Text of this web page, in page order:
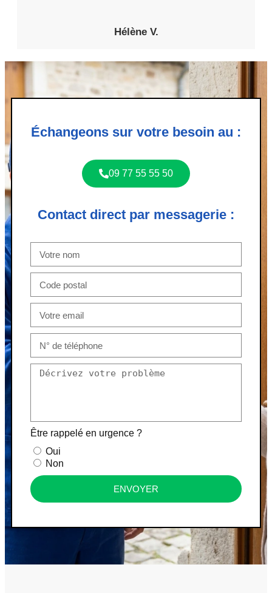
Hélène V.
Échangeons sur votre besoin au :
09 77 55 55 50
Contact direct par messagerie :
Être rappelé en urgence ?
Oui
Non
ENVOYER